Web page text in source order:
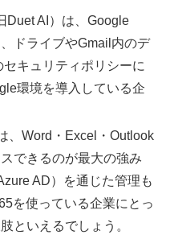
Duet AI）は、Google
ドライブやGmail内のデ
キュリティポリシーに
環境を導入している企
、Word・Excel・Outlook
できるのが最大の強み
AD）を通じた管理も
を使っている企業にとっ
といえるでしょう。